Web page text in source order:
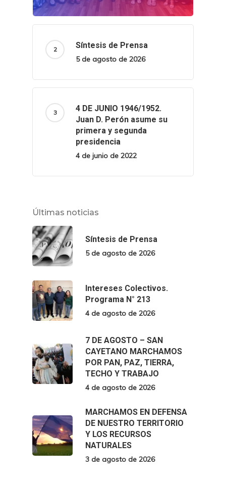
Síntesis de Prensa
5 de agosto de 2026
4 DE JUNIO 1946/1952.
Juan D. Perón asume su
primera y segunda
presidencia
4 de junio de 2022
Últimas noticias
Síntesis de Prensa
5 de agosto de 2026
Intereses Colectivos.
Programa N° 213
4 de agosto de 2026
7 DE AGOSTO – SAN
CAYETANO MARCHAMOS
POR PAN, PAZ, TIERRA,
TECHO Y TRABAJO
4 de agosto de 2026
MARCHAMOS EN DEFENSA
DE NUESTRO TERRITORIO
Y LOS RECURSOS
NATURALES
3 de agosto de 2026